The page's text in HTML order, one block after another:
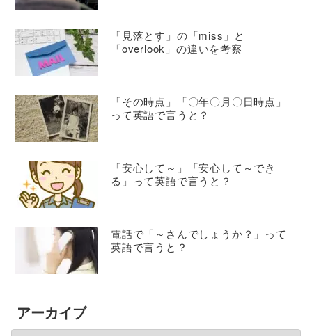
「見落とす」の「miss」と
「overlook」の違いを考察
「その時点」「〇年〇月〇日時点」
って英語で言うと？
「安心して～」「安心して～でき
る」って英語で言うと？
電話で「～さんでしょうか？」って
英語で言うと？
アーカイブ